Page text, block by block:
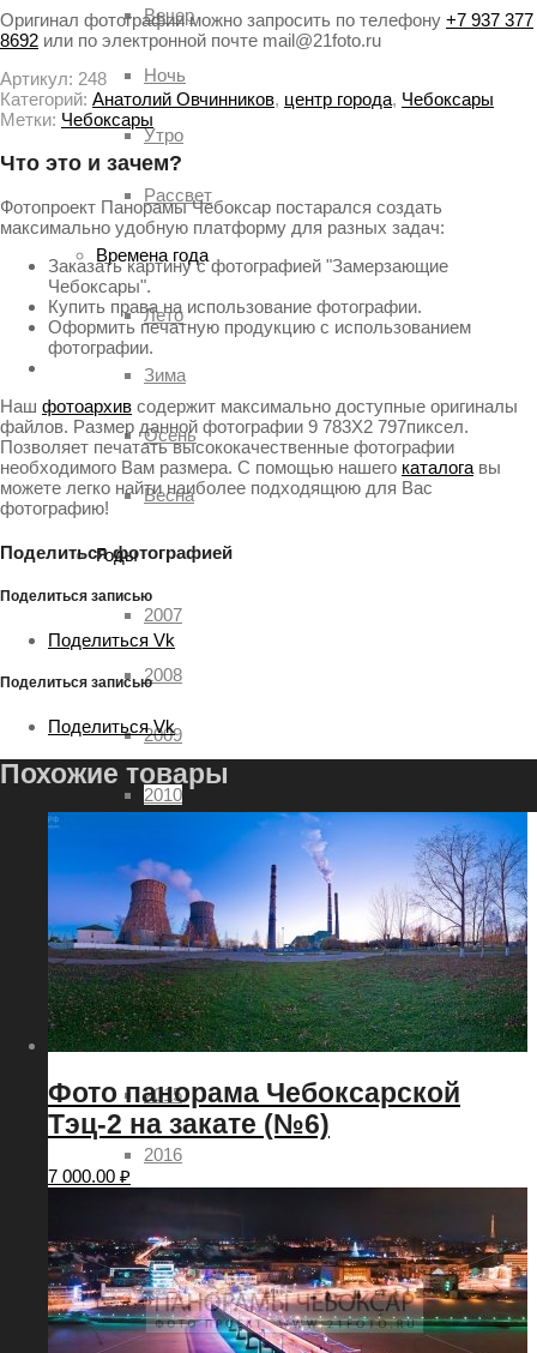
Вечер
Ночь
Утро
Рассвет
Времена года
Лето
Зима
Осень
Весна
Годы
2007
2008
2009
2010
2011
2012
2013
2014
2015
2016
2018
2019
Оригинал фотографии можно запросить по телефону +7 937 377
8692 или по электронной почте mail@21foto.ru
Артикул: 248
Категорий: Анатолий Овчинников, центр города, Чебоксары
Метки: Чебоксары
Что это и зачем?
Фотопроект Панорамы Чебоксар постарался создать
максимально удобную платформу для разных задач:
Заказать картину с фотографией "Замерзающие
Чебоксары".
Купить права на использование фотографии.
Оформить печатную продукцию с использованием
фотографии.
Наш фотоархив содержит максимально доступные оригиналы
файлов. Размер данной фотографии 9 783X2 797пиксел.
Позволяет печатать высококачественные фотографии
необходимого Вам размера. С помощью нашего каталога вы
можете легко найти наиболее подходящюю для Вас
фотографию!
Поделиться фотографией
Поделиться записью
Поделиться Vk
Поделиться записью
Поделиться Vk
Похожие товары
Фото панорама Чебоксарской
Тэц-2 на закате (№6)
7 000.00 ₽